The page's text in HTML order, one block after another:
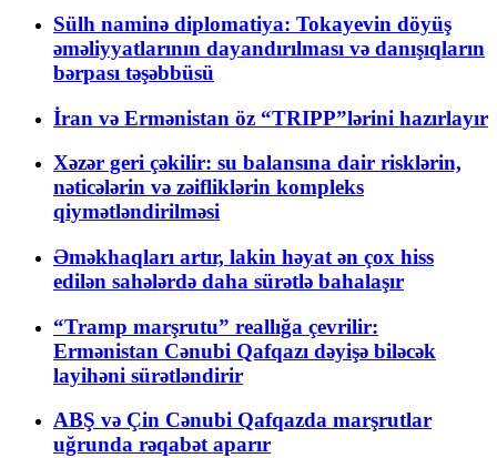
Sülh naminə diplomatiya: Tokayevin döyüş
əməliyyatlarının dayandırılması və danışıqların
bərpası təşəbbüsü
İran və Ermənistan öz “TRIPP”lərini hazırlayır
Xəzər geri çəkilir: su balansına dair risklərin,
nəticələrin və zəifliklərin kompleks
qiymətləndirilməsi
Əməkhaqları artır, lakin həyat ən çox hiss
edilən sahələrdə daha sürətlə bahalaşır
“Tramp marşrutu” reallığa çevrilir:
Ermənistan Cənubi Qafqazı dəyişə biləcək
layihəni sürətləndirir
ABŞ və Çin Cənubi Qafqazda marşrutlar
uğrunda rəqabət aparır